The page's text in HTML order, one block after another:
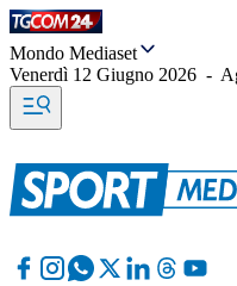
Mondo Mediaset
Venerdì 12 Giugno 2026 -